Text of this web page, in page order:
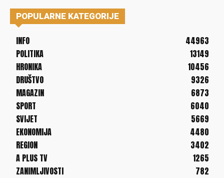
POPULARNE KATEGORIJE
INFO
44963
POLITIKA
13149
HRONIKA
10456
DRUŠTVO
9326
MAGAZIN
6873
SPORT
6040
SVIJET
5669
EKONOMIJA
4480
REGION
3402
A PLUS TV
1265
ZANIMLJIVOSTI
782